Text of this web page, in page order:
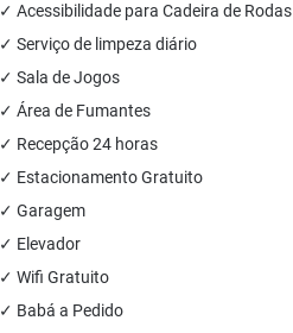
✓ Acessibilidade para Cadeira de Rodas
✓ Serviço de limpeza diário
✓ Sala de Jogos
✓ Área de Fumantes
✓ Recepção 24 horas
✓ Estacionamento Gratuito
✓ Garagem
✓ Elevador
✓ Wifi Gratuito
✓ Babá a Pedido